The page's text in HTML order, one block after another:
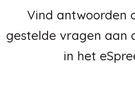
Vind antwoorden
gestelde vragen aan
in het